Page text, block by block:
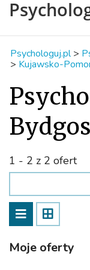
Psychologuj.pl >
> Kujawsko-
1 - 2 z 2 ofert
Moje oferty